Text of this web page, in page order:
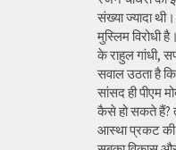
संख्या ज्यादा
मुस्लिम विरोधी
के राहुल गांधी,
सवाल उठता है
सांसद ही पीएम
कैसे हो सकते हैं?
आस्था प्रकट की